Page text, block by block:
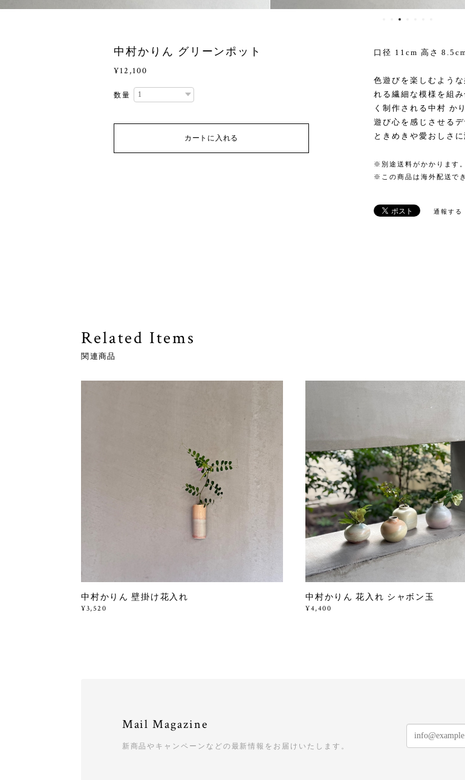
中村かりん グリーンポット
¥12,100
数量
カートに入れる
口径 11cm 高さ
色遊びを楽しむよう
れる繊細な模様を組
く制作される中村 か
遊び心を感じさせる
ときめきや愛おしさ
※別途送料がかかります。
※この商品は海外配送で
通報する
Related Items
関連商品
中村かりん 壁掛け花入れ
¥3,520
中村かりん 花入れ シャボン玉
¥4,400
Mail Magazine
新商品やキャンペーンなどの最新情報をお届けいたします。